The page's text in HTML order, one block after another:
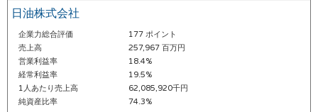
日油株式会社
企業力総合評価
177 ポイント
売上高
257,967 百万円
営業利益率
18.4%
経常利益率
19.5%
1人あたり売上高
62,085,920千円
純資産比率
74.3%